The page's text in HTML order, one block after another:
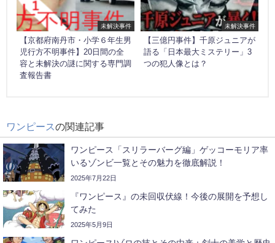
未解決事件
【京都府南丹市・小学６年生男
児行方不明事件】20日間の全
容と未解決の謎に関する専門調
査報告書
未解決事件
【三億円事件】千原ジュニアが
語る「日本最大ミステリー」3
つの犯人像とは？
ワンピースの関連記事
ワンピース「スリラーバーグ編」ゲッコーモリア率
いるゾンビ一覧とその魅力を徹底解説！
2025年7月22日
『ワンピース』の未回収伏線！今後の展開を予想し
てみた
2025年5月9日